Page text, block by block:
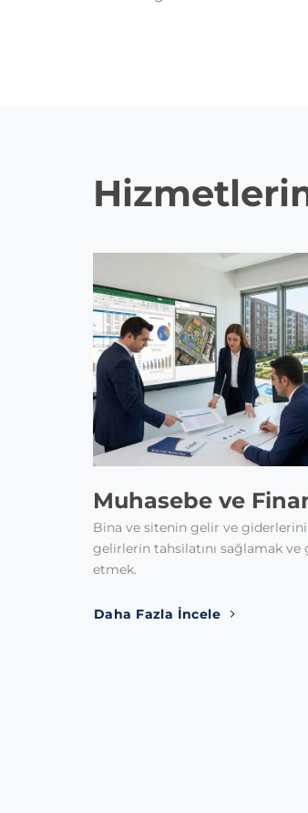
Muhasebe ve
Bina ve sitenin gelir ve
gelirlerin tahsilatını sağlamak
etmek.
Daha Fazla İncele